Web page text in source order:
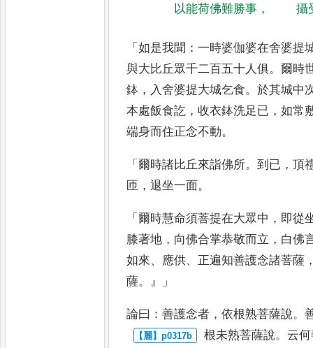
以能荷佛難勝事 ， 攝
「如是我聞 ：一時婆伽婆在舍婆提
與大比丘眾千二百五十人俱。爾時
鉢 ， 入舍婆提大城乞食。於其城中
本處飯食訖 ，收衣鉢洗足已 ，如常
端身而住正念不動。
「爾時諸比丘來詣佛所。到已 ，頂
匝 ，退坐一面。
「爾時慧命須菩提在大眾中 ， 即從
膝著地 ， 向佛合掌恭敬而立 ， 白佛
如來、 應供、 正遍知善護念諸菩薩
薩。』」
論曰 ：善護念者 ，依根熟菩薩說。
根未熟菩薩說。 云